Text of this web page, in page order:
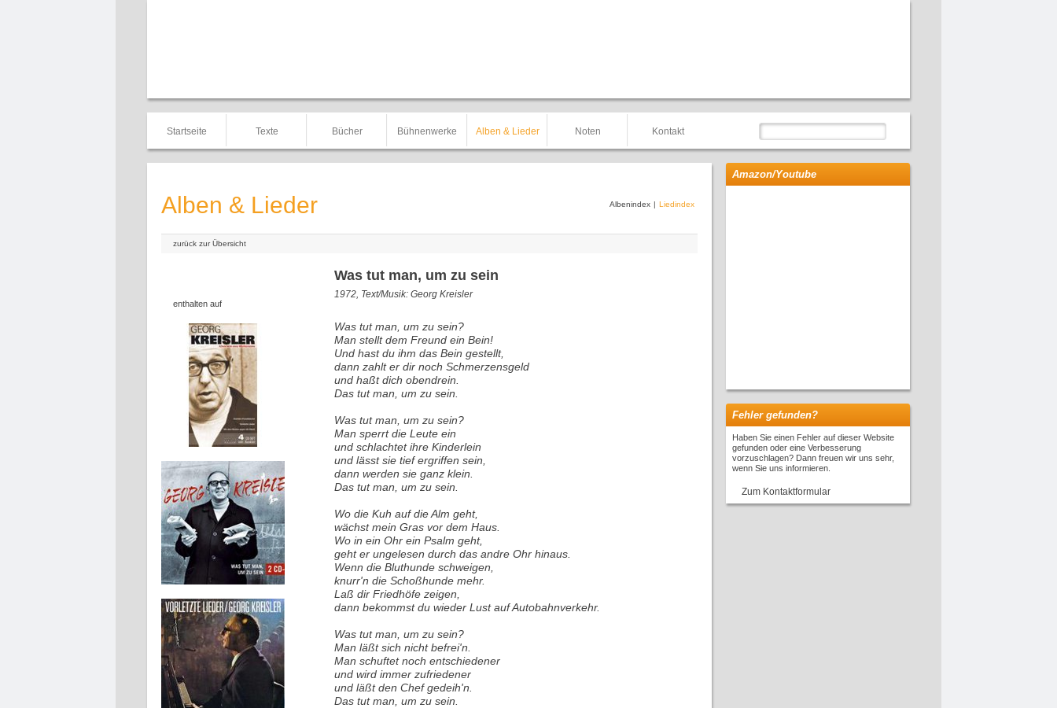
Startseite Texte Bücher Bühnenwerke Alben & Lieder Noten Kontakt
Alben & Lieder Albenindex | Liedindex
zurück zur Übersicht
enthalten auf
Was tut man, um zu sein
1972, Text/Musik: Georg Kreisler
Was tut man, um zu sein?
Man stellt dem Freund ein Bein!
Und hast du ihm das Bein gestellt,
dann zahlt er dir noch Schmerzensgeld
und haßt dich obendrein.
Das tut man, um zu sein.
Was tut man, um zu sein?
Man sperrt die Leute ein
und schlachtet ihre Kinderlein
und lässt sie tief ergriffen sein,
dann werden sie ganz klein.
Das tut man, um zu sein.
Wo die Kuh auf die Alm geht,
wächst mein Gras vor dem Haus.
Wo in ein Ohr ein Psalm geht,
geht er ungelesen durch das andre Ohr hinaus.
Wenn die Bluthunde schweigen,
knurr'n die Schoßhunde mehr.
Laß dir Friedhöfe zeigen,
dann bekommst du wieder Lust auf Autobahnverkehr.
Was tut man, um zu sein?
Man läßt sich nicht befrei'n.
Man schuftet noch entschiedener
und wird immer zufriedener
und läßt den Chef gedeih'n.
Das tut man, um zu sein.
Amazon/Youtube
Fehler gefunden?
Haben Sie einen Fehler auf dieser Website
gefunden oder eine Verbesserung
vorzuschlagen? Dann freuen wir uns sehr,
wenn Sie uns informieren.
Zum Kontaktformular